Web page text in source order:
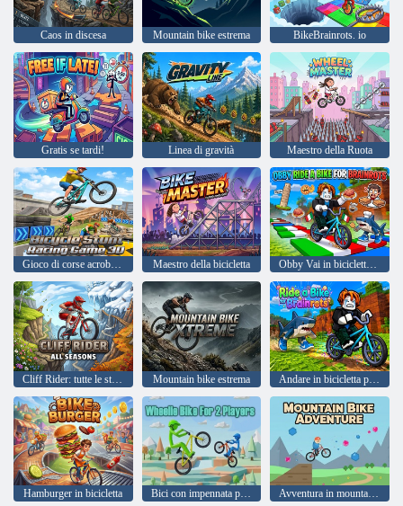
Caos in discesa Mountain bike estrema BikeBrainrots. io
Gratis se tardi! Linea di gravità Maestro della Ruota
Gioco di corse acrobatiche in bicicletta 3D Maestro della bicicletta Obby Vai in bicicletta per Brainrots
Cliff Rider: tutte le stagioni Mountain bike estrema Andare in bicicletta per Brainrots
Hamburger in bicicletta Bici con impennata per 2 giocatori Avventura in mountain bike